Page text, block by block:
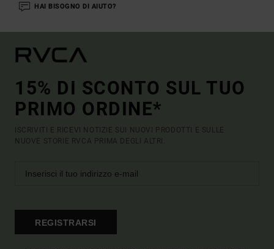
HAI BISOGNO DI AIUTO?
15% DI SCONTO SUL TUO
PRIMO ORDINE*
ISCRIVITI E RICEVI NOTIZIE SUI NUOVI PRODOTTI E SULLE
NUOVE STORIE RVCA PRIMA DEGLI ALTRI.
REGISTRARSI